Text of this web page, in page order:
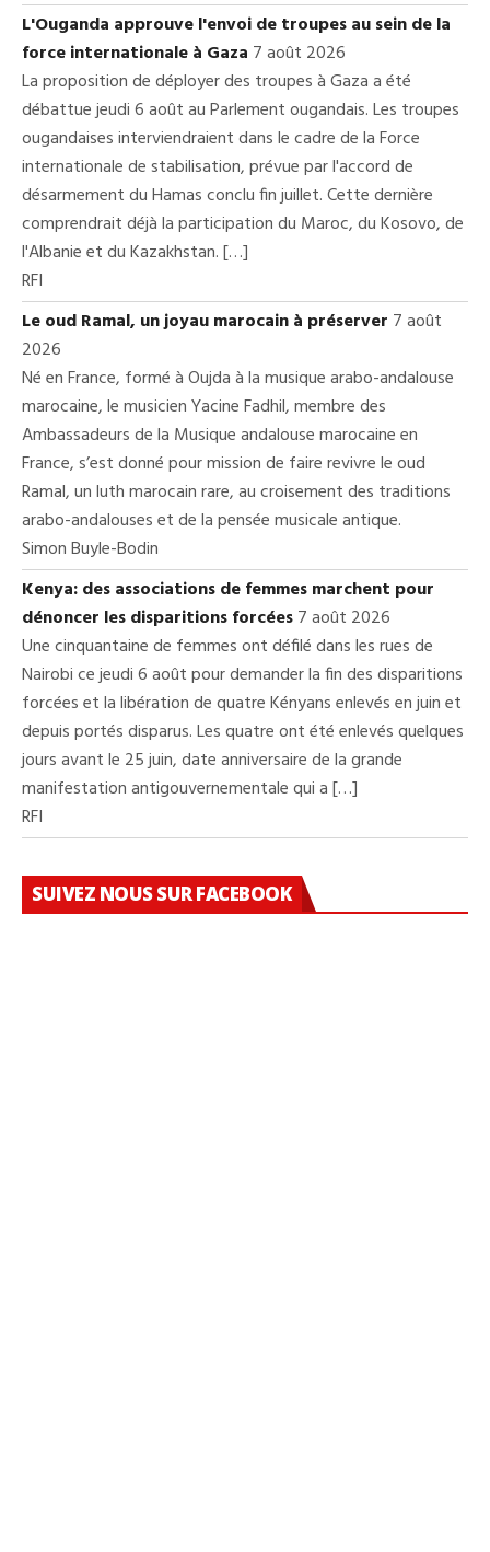
L'Ouganda approuve l'envoi de troupes au sein de la
force internationale à Gaza 7 août 2026
La proposition de déployer des troupes à Gaza a été
débattue jeudi 6 août au Parlement ougandais. Les troupes
ougandaises interviendraient dans le cadre de la Force
internationale de stabilisation, prévue par l'accord de
désarmement du Hamas conclu fin juillet. Cette dernière
comprendrait déjà la participation du Maroc, du Kosovo, de
l'Albanie et du Kazakhstan. […]
RFI
Le oud Ramal, un joyau marocain à préserver 7 août
2026
Né en France, formé à Oujda à la musique arabo-andalouse
marocaine, le musicien Yacine Fadhil, membre des
Ambassadeurs de la Musique andalouse marocaine en
France, s’est donné pour mission de faire revivre le oud
Ramal, un luth marocain rare, au croisement des traditions
arabo-andalouses et de la pensée musicale antique.
Simon Buyle-Bodin
Kenya: des associations de femmes marchent pour
dénoncer les disparitions forcées7 août 2026
Une cinquantaine de femmes ont défilé dans les rues de
Nairobi ce jeudi 6 août pour demander la fin des disparitions
forcées et la libération de quatre Kényans enlevés en juin et
depuis portés disparus. Les quatre ont été enlevés quelques
jours avant le 25 juin, date anniversaire de la grande
manifestation antigouvernementale qui a […]
RFI
SUIVEZ NOUS SUR FACEBOOK